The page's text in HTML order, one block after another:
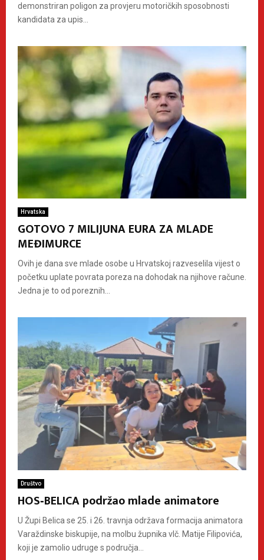
demonstriran poligon za provjeru motoričkih sposobnosti
kandidata za upis...
Hrvatska
GOTOVO 7 MILIJUNA EURA ZA MLADE
MEĐIMURCE
Ovih je dana sve mlade osobe u Hrvatskoj razveselila vijest o
početku uplate povrata poreza na dohodak na njihove račune.
Jedna je to od poreznih...
Društvo
HOS‑BELICA podržao mlade animatore
U Župi Belica se 25. i 26. travnja održava formacija animatora
Varaždinske biskupije, na molbu župnika vlč. Matije Filipovića,
koji je zamolio udruge s područja...